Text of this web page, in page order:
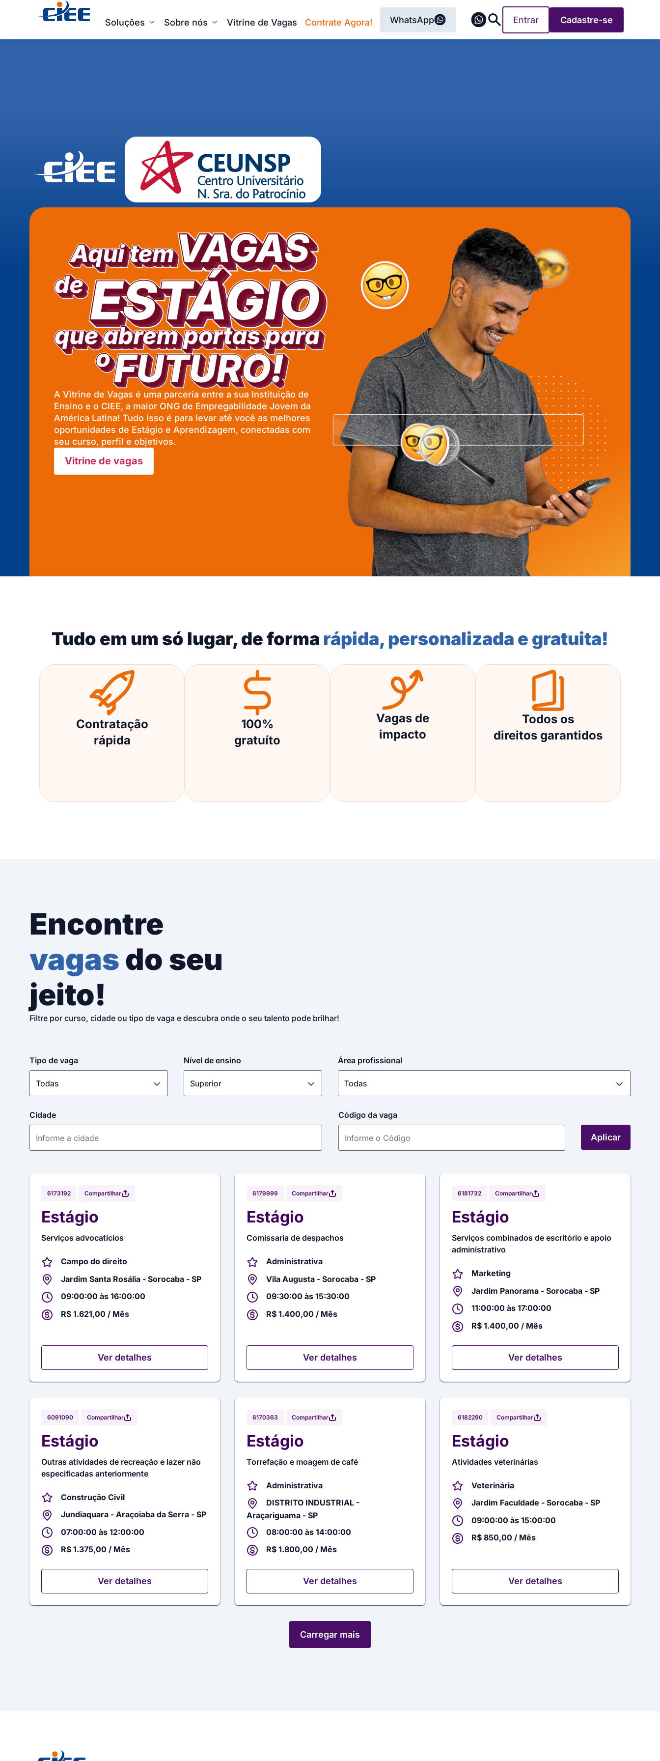
Soluções Sobre nós Vitrine de Vagas Contrate Agora! WhatsApp Entrar Cadastre-se
A Vitrine de Vagas é uma parceria entre a sua Instituição de
Ensino e o CIEE, a maior ONG de Empregabilidade Jovem da
América Latina! Tudo isso é para levar até você as melhores
oportunidades de Estágio e Aprendizagem, conectadas com
seu curso, perfil e objetivos.
Vitrine de vagas
Tudo em um só lugar, de forma rápida, personalizada e gratuita!
Contratação
rápida
100%
gratuíto
Vagas de
impacto
Todos os
direitos garantidos
Encontre
vagasdo seu
jeito!
Filtre por curso, cidade ou tipo de vaga e descubra onde o seu talento pode brilhar!
Tipo de vaga Nível de ensino Área profissional
Cidade Código da vaga
Aplicar
6173192 Compartilhar
Estágio
Serviços advocatícios
Campo do direito
Jardim Santa Rosália - Sorocaba - SP
09:00:00 às 16:00:00
R$ 1.621,00 / Mês
Ver detalhes
6179999 Compartilhar
Estágio
Comissaria de despachos
Administrativa
Vila Augusta - Sorocaba - SP
09:30:00 às 15:30:00
R$ 1.400,00 / Mês
Ver detalhes
6181732 Compartilhar
Estágio
Serviços combinados de escritório e apoio
administrativo
Marketing
Jardim Panorama - Sorocaba - SP
11:00:00 às 17:00:00
R$ 1.400,00 / Mês
Ver detalhes
6091090 Compartilhar
Estágio
Outras atividades de recreação e lazer não
especificadas anteriormente
Construção Civil
Jundiaquara - Araçoiaba da Serra - SP
07:00:00 às 12:00:00
R$ 1.375,00 / Mês
Ver detalhes
6170363 Compartilhar
Estágio
Torrefação e moagem de café
Administrativa
DISTRITO INDUSTRIAL -
Araçariguama - SP
08:00:00 às 14:00:00
R$ 1.800,00 / Mês
Ver detalhes
6182290 Compartilhar
Estágio
Atividades veterinárias
Veterinária
Jardim Faculdade - Sorocaba - SP
09:00:00 às 15:00:00
R$ 850,00 / Mês
Ver detalhes
Carregar mais